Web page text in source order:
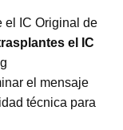
el IC Original de
el IC
el mensaje
técnica para